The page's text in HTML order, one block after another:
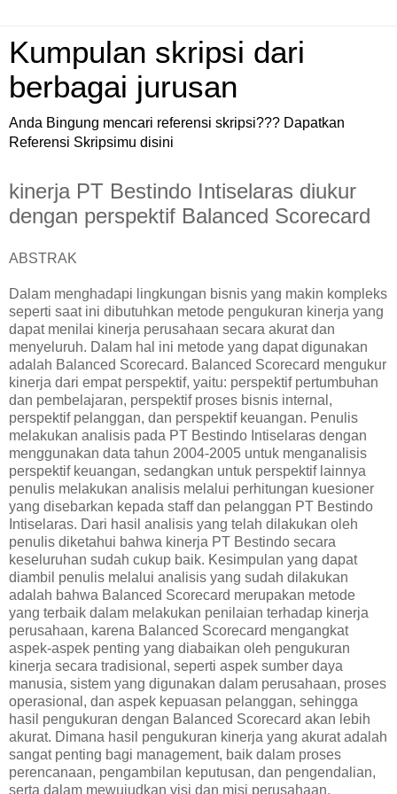
Kumpulan skripsi dari
berbagai jurusan
Anda Bingung mencari referensi skripsi??? Dapatkan
Referensi Skripsimu disini
kinerja PT Bestindo Intiselaras diukur
dengan perspektif Balanced Scorecard
ABSTRAK
Dalam menghadapi lingkungan bisnis yang makin kompleks
seperti saat ini dibutuhkan metode pengukuran kinerja yang
dapat menilai kinerja perusahaan secara akurat dan
menyeluruh. Dalam hal ini metode yang dapat digunakan
adalah Balanced Scorecard. Balanced Scorecard mengukur
kinerja dari empat perspektif, yaitu: perspektif pertumbuhan
dan pembelajaran, perspektif proses bisnis internal,
perspektif pelanggan, dan perspektif keuangan. Penulis
melakukan analisis pada PT Bestindo Intiselaras dengan
menggunakan data tahun 2004-2005 untuk menganalisis
perspektif keuangan, sedangkan untuk perspektif lainnya
penulis melakukan analisis melalui perhitungan kuesioner
yang disebarkan kepada staff dan pelanggan PT Bestindo
Intiselaras. Dari hasil analisis yang telah dilakukan oleh
penulis diketahui bahwa kinerja PT Bestindo secara
keseluruhan sudah cukup baik. Kesimpulan yang dapat
diambil penulis melalui analisis yang sudah dilakukan
adalah bahwa Balanced Scorecard merupakan metode
yang terbaik dalam melakukan penilaian terhadap kinerja
perusahaan, karena Balanced Scorecard mengangkat
aspek-aspek penting yang diabaikan oleh pengukuran
kinerja secara tradisional, seperti aspek sumber daya
manusia, sistem yang digunakan dalam perusahaan, proses
operasional, dan aspek kepuasan pelanggan, sehingga
hasil pengukuran dengan Balanced Scorecard akan lebih
akurat. Dimana hasil pengukuran kinerja yang akurat adalah
sangat penting bagi management, baik dalam proses
perencanaan, pengambilan keputusan, dan pengendalian,
serta dalam mewujudkan visi dan misi perusahaan.